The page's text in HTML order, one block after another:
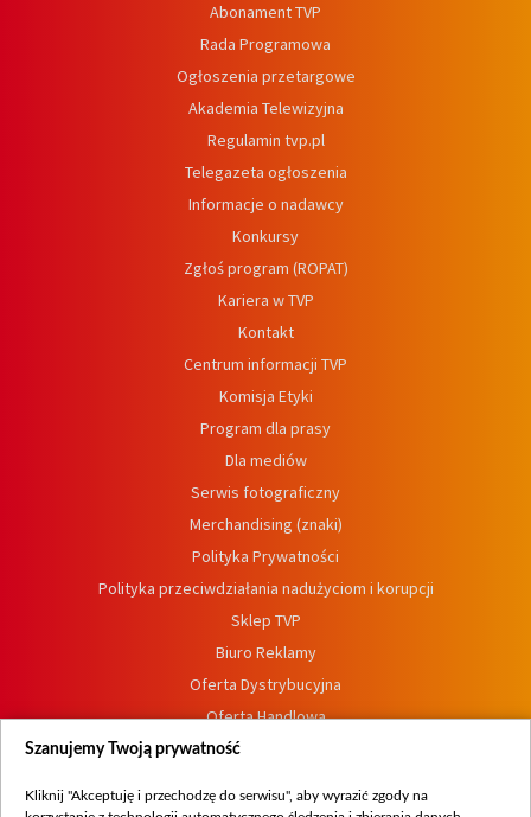
Abonament TVP
Rada Programowa
Ogłoszenia przetargowe
Akademia Telewizyjna
Regulamin tvp.pl
Telegazeta ogłoszenia
Informacje o nadawcy
Konkursy
Zgłoś program (ROPAT)
Kariera w TVP
Kontakt
Centrum informacji TVP
Komisja Etyki
Program dla prasy
Dla mediów
Serwis fotograficzny
Merchandising (znaki)
Polityka Prywatności
Polityka przeciwdziałania nadużyciom i korupcji
Sklep TVP
Biuro Reklamy
Oferta Dystrybucyjna
Oferta Handlowa
Dostępność
Procedura zgłoszeń wewnętrznych
Szanujemy Twoją prywatność
Kliknij "Akceptuję i przechodzę do serwisu", aby wyrazić zgody na